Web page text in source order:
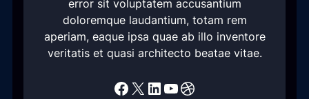
m
o
r
e
h
error sit voluptatem accusantium
doloremque laudantium, totam rem
aperiam, eaque ipsa quae ab illo inventore
veritatis et quasi architecto beatae vitae.
Facebook X LinkedIn YouTube Dribbble